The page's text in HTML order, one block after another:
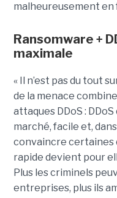
malheureusement
Ransomware +
maximale
« Il n’est pas du tout
de la menace
attaques DDoS :
marché, facile et,
convaincre certaines
rapide devient pour
Plus les criminels
entreprises, plus ils